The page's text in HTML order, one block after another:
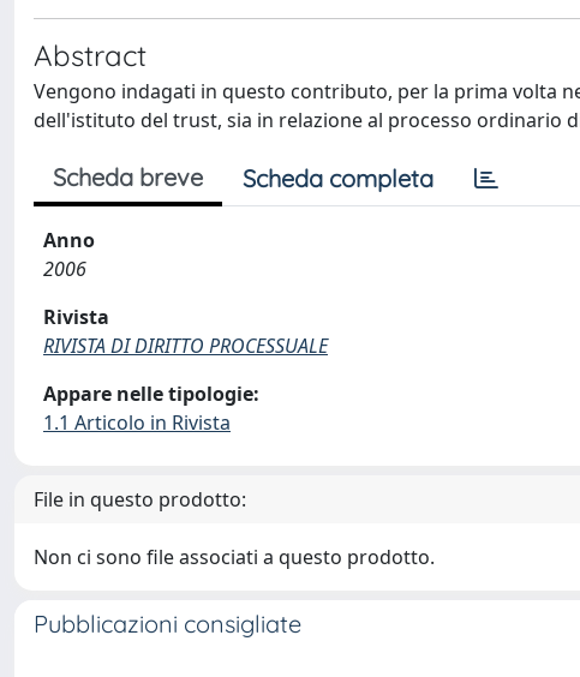
Abstract
Vengono indagati in questo contributo, per la prima volta
dell'istituto del trust, sia in relazione al processo ordinario
Scheda breve Scheda completa
Anno
2006
Rivista
RIVISTA DI DIRITTO PROCESSUALE
Appare nelle tipologie:
1.1 Articolo in Rivista
File in questo prodotto:
Non ci sono file associati a questo prodotto.
Pubblicazioni consigliate